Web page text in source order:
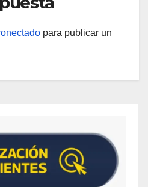
para publicar un